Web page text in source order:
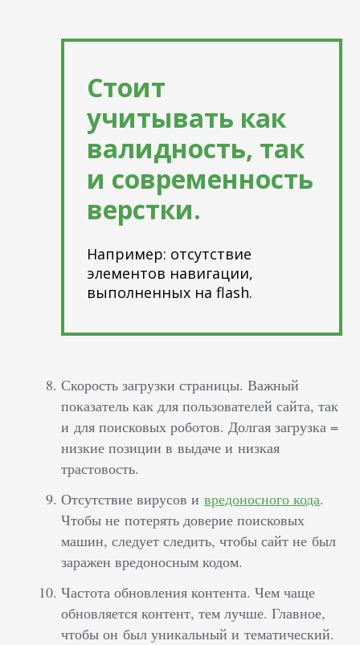
Стоит
учитывать как
валидность, так
и современность
верстки.
Например: отсутствие
элементов навигации,
выполненных на flash.
Скорость загрузки страницы. Важный
показатель как для пользователей сайта, так
и для поисковых роботов. Долгая загрузка =
низкие позиции в выдаче и низкая
трастовость.
Отсутствие вирусов ивредоносного кода.
Чтобы не потерять доверие поисковых
машин, следует следить, чтобы сайт не был
заражен вредоносным кодом.
Частота обновления контента. Чем чаще
обновляется контент, тем лучше. Главное,
чтобы он был уникальный и тематический.